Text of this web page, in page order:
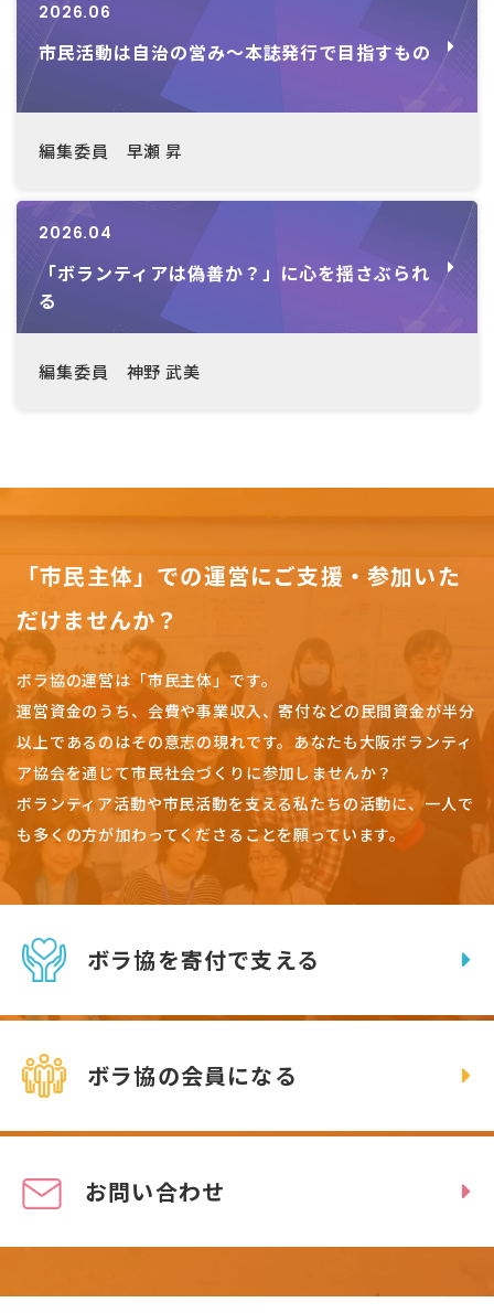
2026.06
市民活動は自治の営み～本誌発行で目指すもの
編集委員 早瀬 昇
2026.04
「ボランティアは偽善か？」に心を揺さぶられ
る
編集委員 神野 武美
「市民主体」での運営にご支援・参加いた
だけませんか？
ボラ協の運営は「市民主体」です。
運営資金のうち、会費や事業収入、寄付などの民間資金が半分
以上であるのはその意志の現れです。 あなたも大阪ボランティ
ア協会を通じて市民社会づくりに参加しませんか？
ボランティア活動や市民活動を支える私たちの活動に、一人で
も多くの方が加わってくださることを願っています。
ボラ協を寄付で支える
ボラ協の会員になる
お問い合わせ